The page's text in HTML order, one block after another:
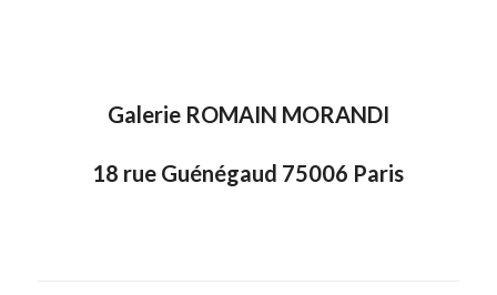
Galerie ROMAIN MORANDI
18 rue Guénégaud 75006 Paris